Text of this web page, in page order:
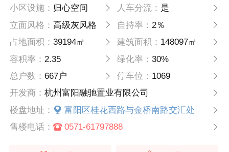
小区设施： 归心空间 人车分流： 是
立面风格：高级灰风格 自持率： 2％
占地面积：39194㎡ 建筑面积： 148097㎡
容积率： 2.35 绿化率： 30%
总户数：667户 停车位： 1069
开发商：杭州富阳融驰置业有限公司
楼盘地址：
富阳区桂花西路与金桥南路交汇处
售楼电话：
0571-61797888